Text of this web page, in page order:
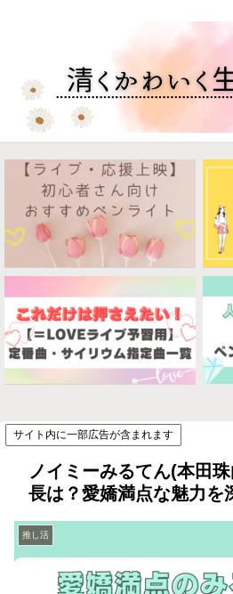
サイト内に一部広告が含まれます
ノイミーみるてん(本田
長は？愛嬌満点な魅力を
推し活